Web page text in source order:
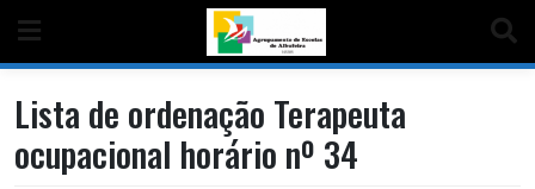
Lista de ordenação Terapeuta
ocupacional horário nº 34